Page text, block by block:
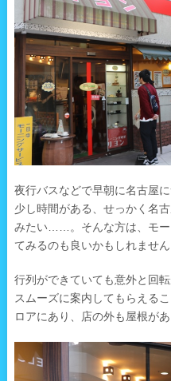
夜行バスなどで早朝に名古屋
少し時間がある、せっかく名
みたい……。そんな方は、モー
てみるのも良いかもしれません
行列ができていても意外と回
スムーズに案内してもらえる
ロアにあり、店の外も屋根が